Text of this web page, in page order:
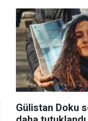
Gülistan Doku